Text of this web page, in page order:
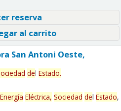
reserva
al carrito
San Antoni Oeste,
del Estado.
Energía Eléctrica, Sociedad del Estado,